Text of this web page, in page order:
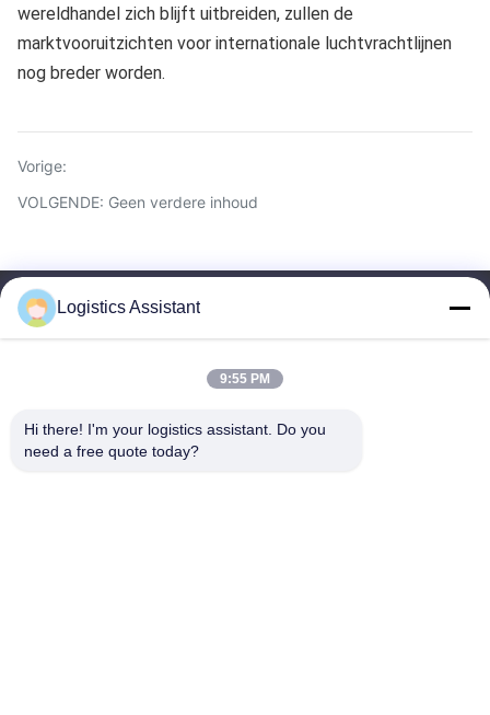
wereldhandel zich blijft uitbreiden, zullen de
marktvooruitzichten voor internationale luchtvrachtlijnen
nog breder worden.
Vorige:
VOLGENDE: Geen verdere inhoud
Logistics Assistant
9:55 PM
Hi there! I'm your logistics assistant. Do you
need a free quote today?